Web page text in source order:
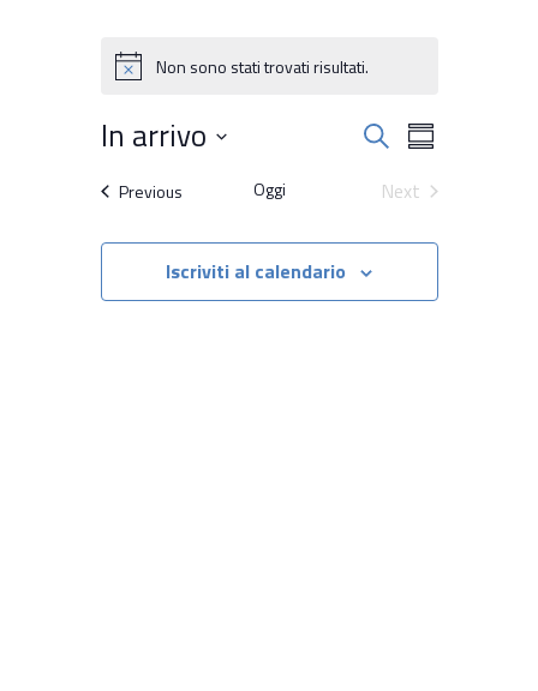
NoticeNon sono stati trovati risultati.
Attività
Ricerca
e
viste
CercaAttività
Navigazione
Summary
In arrivo
date.
PreviousAttività Oggi
Next
Iscriviti al calendario